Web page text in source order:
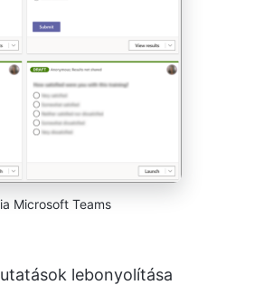
Microsoft Teams
lebonyolítása